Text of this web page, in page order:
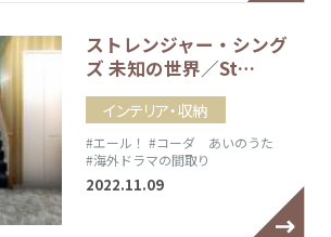
ストレンジャー・シング
ズ 未知の世界／St…
インテリア・収納
#エール！ #コーダ あいのうた
#海外ドラマの間取り
2022.11.09